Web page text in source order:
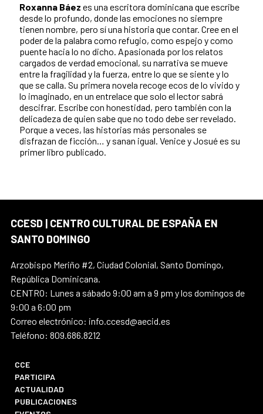
Roxanna Báez es una escritora dominicana que escribe
desde lo profundo, donde las emociones no siempre
tienen nombre, pero sí una historia que contar. Cree en el
poder de la palabra como refugio, como espejo y como
puente hacia lo no dicho. Apasionada por los relatos
cargados de verdad emocional, su narrativa se mueve
entre la fragilidad y la fuerza, entre lo que se siente y lo
que se calla. Su primera novela recoge ecos de lo vivido y
lo imaginado, en un entrelace que solo el lector sabrá
descifrar. Escribe con honestidad, pero también con la
delicadeza de quien sabe que no todo debe ser revelado.
Porque a veces, las historias más personales se
disfrazan de ficción… y sanan igual. Venice y Josué es su
primer libro publicado.
CCESD | CENTRO CULTURAL DE ESPAÑA EN
SANTO DOMINGO
Arzobispo Meriño #2, Ciudad Colonial, Santo Domingo,
República Dominicana.
CENTRO: Lunes a sábado 9:00 am a 9 pm y los domingos de
9:00 a 6:00 pm
Correo electrónico: info.ccesd@aecid.es
Teléfono: 809.686.8212
CCE
PARTICIPA
ACTUALIDAD
PUBLICACIONES